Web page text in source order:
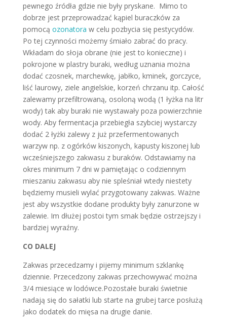
pewnego źródła gdzie nie były pryskane. Mimo to
dobrze jest przeprowadzać kąpiel buraczków za
pomocą ozonatora w celu pozbycia się pestycydów.
Po tej czynności możemy śmiało zabrać do pracy.
Wkładam do słoja obrane (nie jest to konieczne) i
pokrojone w plastry buraki, według uznania można
dodać czosnek, marchewkę, jabłko, kminek, gorczyce,
liść laurowy, ziele angielskie, korzeń chrzanu itp. Całość
zalewamy przefiltrowaną, osoloną wodą (1 łyżka na litr
wody) tak aby buraki nie wystawały poza powierzchnie
wody. Aby fermentacja przebiegła szybciej wystarczy
dodać 2 łyżki zalewy z już przefermentowanych
warzyw np. z ogórków kiszonych, kapusty kiszonej lub
wcześniejszego zakwasu z buraków. Odstawiamy na
okres minimum 7 dni w pamiętając o codziennym
mieszaniu zakwasu aby nie spleśniał wtedy niestety
będziemy musieli wylać przygotowany zakwas. Ważne
jest aby wszystkie dodane produkty były zanurzone w
zalewie. Im dłużej postoi tym smak będzie ostrzejszy i
bardziej wyraźny.
CO DALEJ
Zakwas przecedzamy i pijemy minimum szklankę
dziennie. Przecedzony zakwas przechowywać można
3/4 miesiące w lodówce.Pozostałe buraki świetnie
nadają się do sałatki lub starte na grubej tarce posłużą
jako dodatek do mięsa na drugie danie.